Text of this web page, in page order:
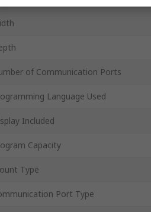
of Communication Ports
Language Used
Included
Capacity
Type
Port Type